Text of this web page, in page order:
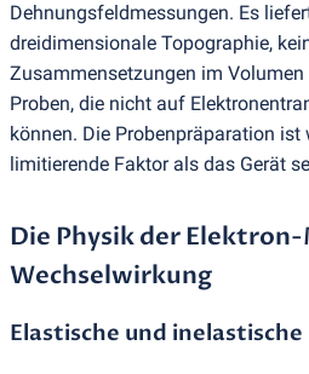
Dehnungsfeldmessungen. Es
dreidimensionale Topographie,
Zusammensetzungen im
Proben, die nicht auf
können. Die Probenpräparation ist
limitierende Faktor als das Gerät
Die Physik der
Wechselwirkung
Elastische und